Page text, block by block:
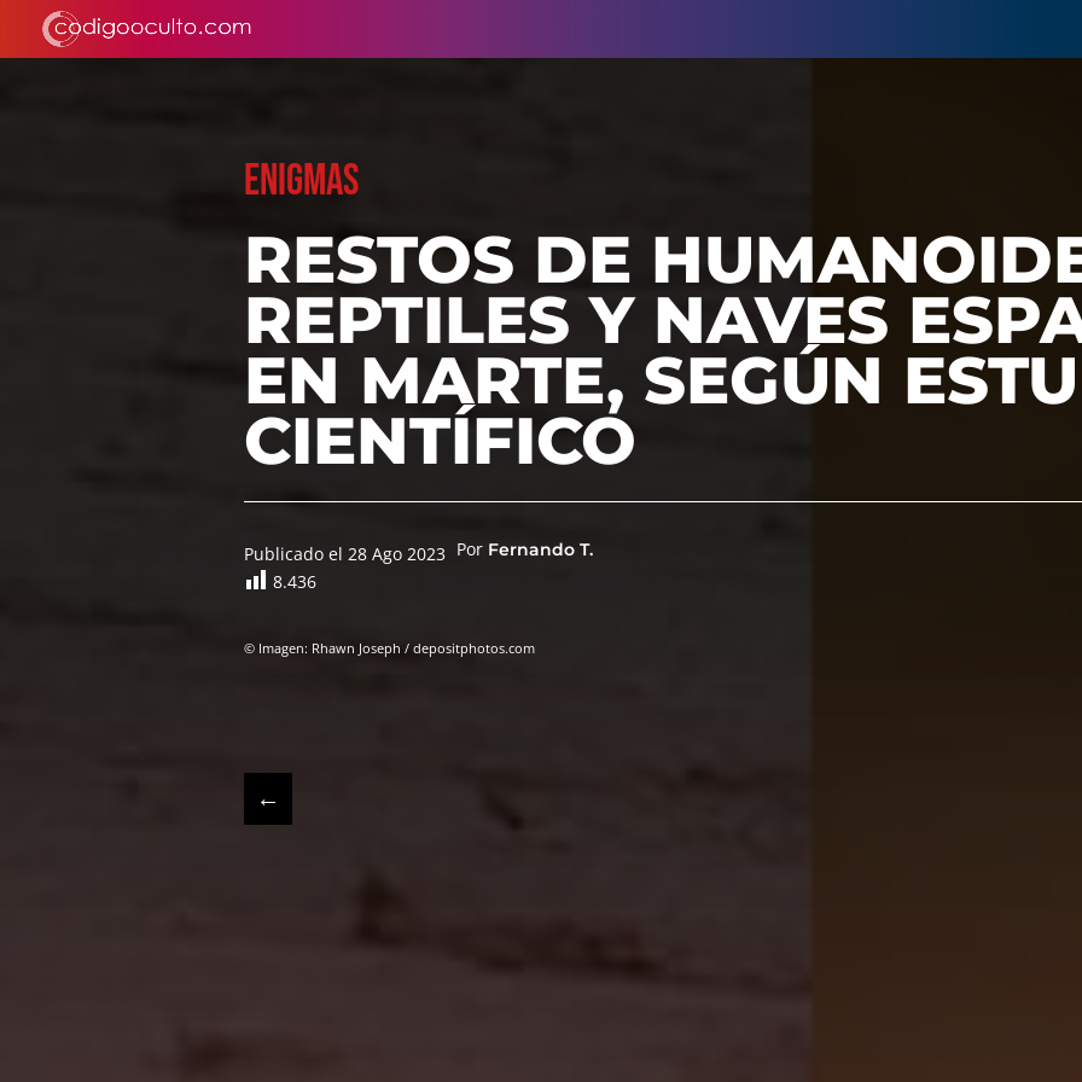
ENIGMAS
RESTOS DE
REPTILES Y NAVES
EN MARTE, SEGÚN
CIENTÍFICO
Publicado el 28 Ago 2023 Por Fernando T.
8.436
© Imagen: Rhawn Joseph / depositphotos.com
←